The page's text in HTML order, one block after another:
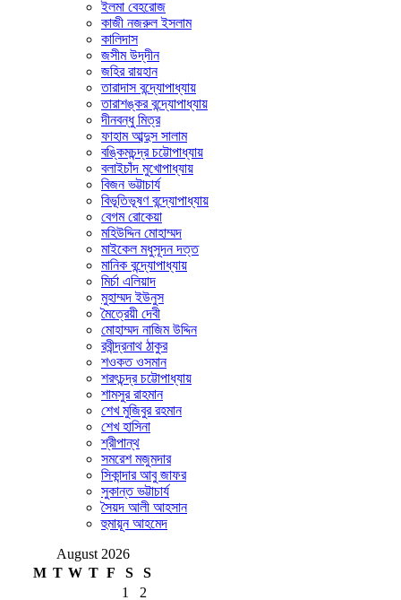
ইলমা বেহরোজ
কাজী নজরুল ইসলাম
কালিদাস
জসীম উদ্‌দীন
জহির রায়হান
তারাদাস বন্দ্যোপাধ্যায়
তারাশঙ্কর বন্দ্যোপাধ্যায়
দীনবন্ধু মিত্র
ফাহাম আব্দুস সালাম
বঙ্কিমচন্দ্র চট্টোপাধ্যায়
বলাইচাঁদ মুখোপাধ্যায়
বিজন ভট্টাচার্য
বিভূতিভূষণ বন্দ্যোপাধ্যায়
বেগম রোকেয়া
মহিউদ্দিন মোহাম্মদ
মাইকেল মধুসূদন দত্ত
মানিক বন্দ্যোপাধ্যায়
মির্চা এলিয়াদ
মুহাম্মদ ইউনুস
মৈত্রেয়ী দেবী
মোহাম্মদ নাজিম উদ্দিন
রবীন্দ্রনাথ ঠাকুর
শওকত ওসমান
শরৎচন্দ্র চট্টোপাধ্যায়
শামসুর রাহমান
শেখ মুজিবুর রহমান
শেখ হাসিনা
শ্রীপান্থ
সমরেশ মজুমদার
সিকান্দার আবু জাফর
সুকান্ত ভট্টাচার্য
সৈয়দ আলী আহসান
হুমায়ূন আহমেদ
August 2026
M T W T F S
S
1
2